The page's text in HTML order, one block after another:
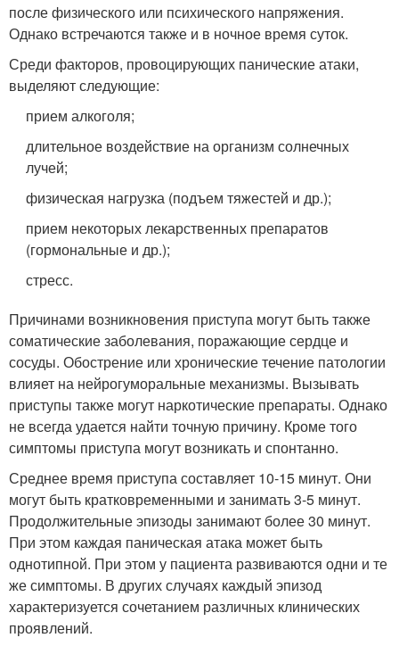
после физического или психического напряжения.
Однако встречаются также и в ночное время суток.
Среди факторов, провоцирующих панические атаки,
выделяют следующие:
прием алкоголя;
длительное воздействие на организм солнечных
лучей;
физическая нагрузка (подъем тяжестей и др.);
прием некоторых лекарственных препаратов
(гормональные и др.);
стресс.
Причинами возникновения приступа могут быть также
соматические заболевания, поражающие сердце и
сосуды. Обострение или хронические течение патологии
влияет на нейрогуморальные механизмы. Вызывать
приступы также могут наркотические препараты. Однако
не всегда удается найти точную причину. Кроме того
симптомы приступа могут возникать и спонтанно.
Среднее время приступа составляет 10-15 минут. Они
могут быть кратковременными и занимать 3-5 минут.
Продолжительные эпизоды занимают более 30 минут.
При этом каждая паническая атака может быть
однотипной. При этом у пациента развиваются одни и те
же симптомы. В других случаях каждый эпизод
характеризуется сочетанием различных клинических
проявлений.